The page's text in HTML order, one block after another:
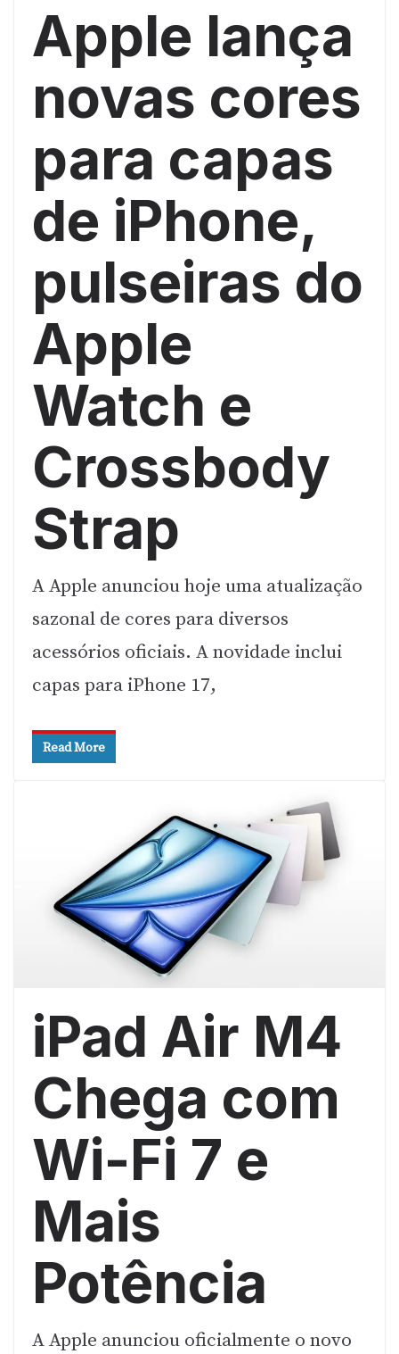
Apple lança
novas cores
para capas
de iPhone,
pulseiras do
Apple
Watch e
Crossbody
Strap
A Apple anunciou hoje uma atualização
sazonal de cores para diversos
acessórios oficiais. A novidade inclui
capas para iPhone 17,
Read More
iPad Air M4
Chega com
Wi-Fi 7 e
Mais
Potência
A Apple anunciou oficialmente o novo